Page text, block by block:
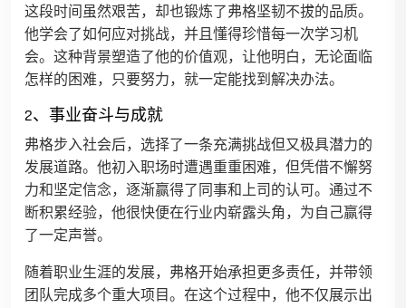
这段时间虽然艰苦，却也锻炼了弗格坚韧不拔的品质。
他学会了如何应对挑战，并且懂得珍惜每一次学习机
会。这种背景塑造了他的价值观，让他明白，无论面临
怎样的困难，只要努力，就一定能找到解决办法。
2、事业奋斗与成就
弗格步入社会后，选择了一条充满挑战但又极具潜力的
发展道路。他初入职场时遭遇重重困难，但凭借不懈努
力和坚定信念，逐渐赢得了同事和上司的认可。通过不
断积累经验，他很快便在行业内崭露头角，为自己赢得
了一定声誉。
随着职业生涯的发展，弗格开始承担更多责任，并带领
团队完成多个重大项目。在这个过程中，他不仅展示出